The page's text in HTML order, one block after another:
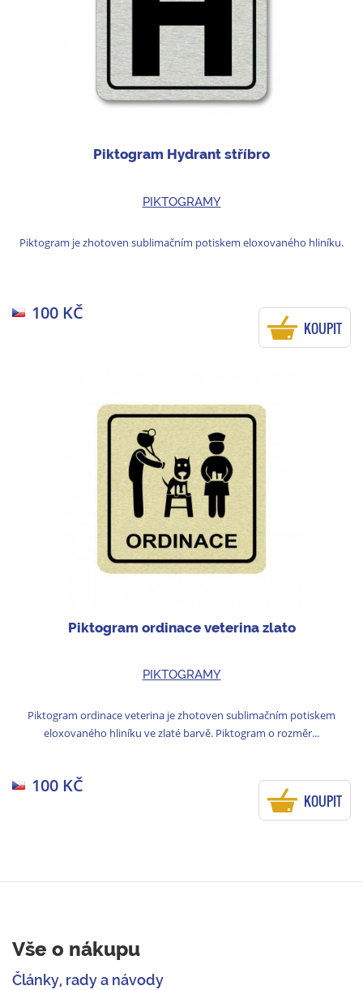
Piktogram Hydrant stříbro
PIKTOGRAMY
Piktogram je zhotoven sublimačním potiskem eloxovaného hliníku.
100 KČ
KOUPIT
Piktogram ordinace veterina zlato
PIKTOGRAMY
Piktogram ordinace veterina je zhotoven sublimačním potiskem
eloxovaného hliníku ve zlaté barvě. Piktogram o rozměr...
100 KČ
KOUPIT
Vše o nákupu
Články, rady a návody